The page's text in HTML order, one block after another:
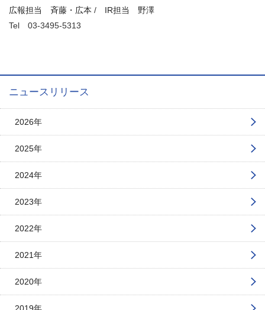
広報担当 斉藤・広本 / IR担当 野澤
Tel 03-3495-5313
ニュースリリース
2026年
2025年
2024年
2023年
2022年
2021年
2020年